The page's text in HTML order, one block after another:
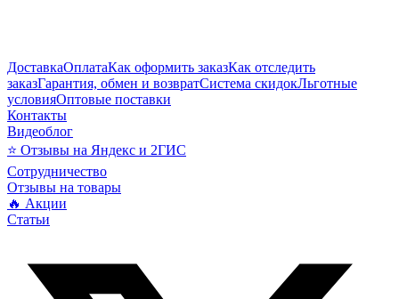
ДоставкаОплатаКак оформить заказКак отследить
заказГарантия, обмен и возвратСистема скидокЛьготные
условияОптовые поставки
Контакты
Видеоблог
⭐ Отзывы на Яндекс и 2ГИС
Сотрудничество
Отзывы на товары
🔥 Акции
Статьи